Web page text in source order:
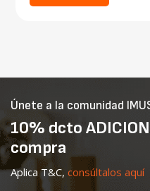
Únete a la comunidad
10% dcto
compra
Aplica T&C, consúltalos aquí